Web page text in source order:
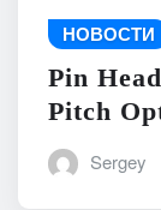
НОВОСТИ
Pin
Pitch
Sergey